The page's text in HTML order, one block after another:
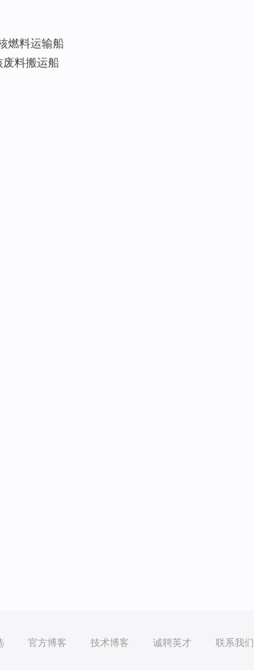
燃料运输船
废料搬运船
官方博客 技术博客 诚聘英才 联系我们